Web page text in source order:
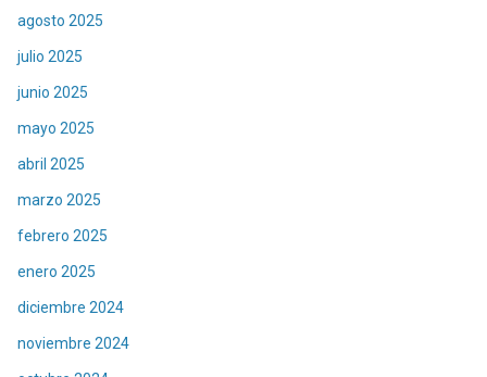
agosto 2025
julio 2025
junio 2025
mayo 2025
abril 2025
marzo 2025
febrero 2025
enero 2025
diciembre 2024
noviembre 2024